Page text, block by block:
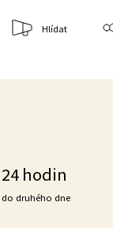
Hlídat
hodin
druhého dne